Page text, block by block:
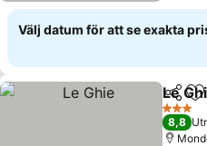
Välj datum för att se exakta
Dela
Le
3 Stjärnor
8,8